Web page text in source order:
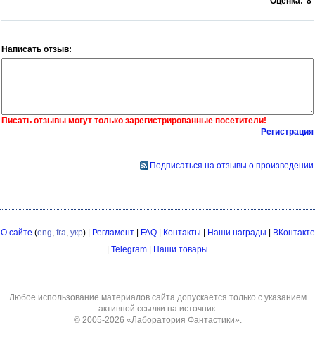
Написать отзыв:
Писать отзывы могут только зарегистрированные посетители!
Регистрация
Подписаться на отзывы о произведении
О сайте (eng fra укр) | Регламент| FAQ| Контакты | Наши награды | ВКонтакте
| Telegram | Наши товары
Любое использование материалов сайта допускается только с указанием
активной ссылки на источник.
© 2005-2026 «Лаборатория Фантастики»